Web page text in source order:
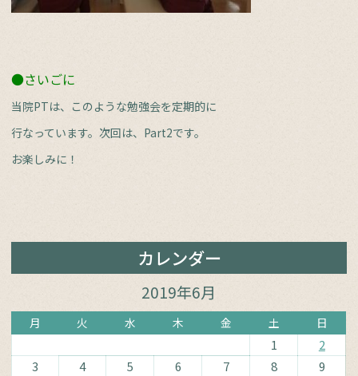
●さいごに
当院PTは、このような勉強会を定期的に
行なっています。次回は、Part2です。
お楽しみに！
カレンダー
2019年6月
月 火 水 木 金 土 日
1
2
3
4 5 6 7 8
9